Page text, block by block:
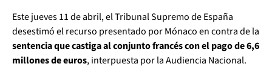
Este jueves 11 de abril, el Tribunal Supremo de España
desestimó el recurso presentado por Mónaco en contra de la
sentencia que castiga al conjunto francés con el pago de 6,6
millones de euros, interpuesta por la Audiencia Nacional.